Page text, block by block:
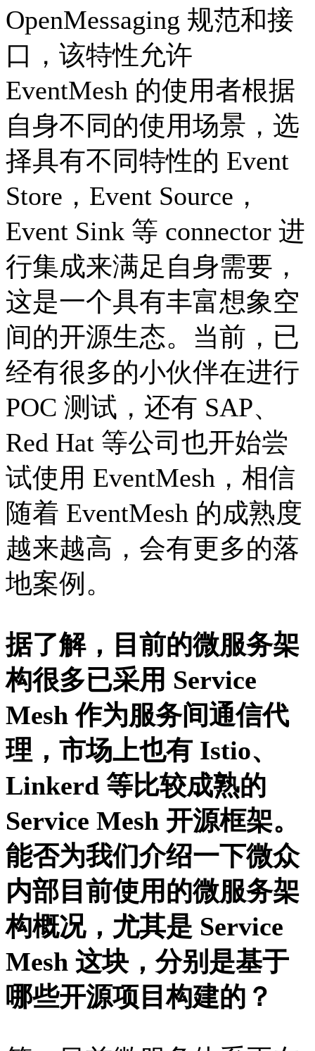
OpenMessaging 规范和接
口，该特性允许
EventMesh 的使用者根据
自身不同的使用场景，选
择具有不同特性的 Event
Store，Event Source，
Event Sink 等 connector 进
行集成来满足自身需要，
这是一个具有丰富想象空
间的开源生态。当前，已
经有很多的小伙伴在进行
POC 测试，还有 SAP、
Red Hat 等公司也开始尝
试使用 EventMesh，相信
随着 EventMesh 的成熟度
越来越高，会有更多的落
地案例。
据了解，目前的微服务架
构很多已采用 Service
Mesh 作为服务间通信代
理，市场上也有 Istio、
Linkerd 等比较成熟的
Service Mesh 开源框架。
能否为我们介绍一下微众
内部目前使用的微服务架
构概况，尤其是 Service
Mesh 这块，分别是基于
哪些开源项目构建的？